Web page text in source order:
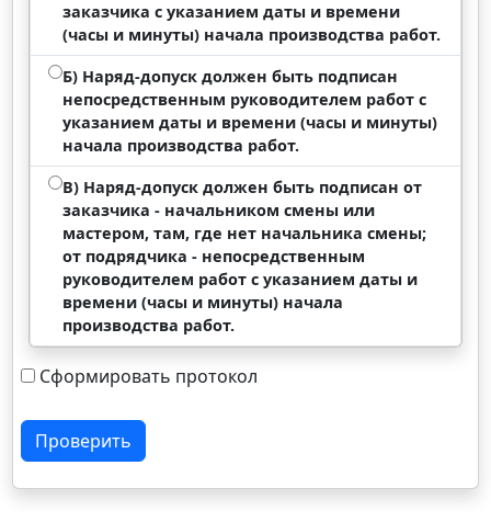
заказчика с указанием даты и времени
(часы и минуты) начала производства работ.
Б) Наряд-допуск должен быть подписан
непосредственным руководителем работ с
указанием даты и времени (часы и минуты)
начала производства работ.
В) Наряд-допуск должен быть подписан от
заказчика - начальником смены или
мастером, там, где нет начальника смены;
от подрядчика - непосредственным
руководителем работ с указанием даты и
времени (часы и минуты) начала
производства работ.
Сформировать протокол
Проверить